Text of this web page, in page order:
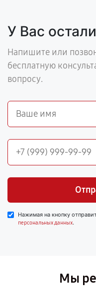
У Вас
Напишите или
бесплатную
вопросу.
Нажимая на кнопку
персональных данных.
Мы